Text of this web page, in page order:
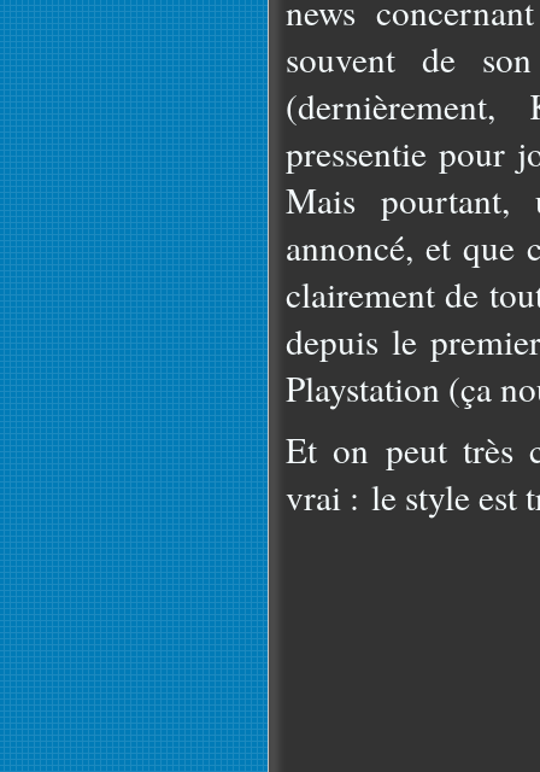
news
souvent de
pressentie pour
Mais
annoncé, et que
clairement de
depuis le
Playstation (ça
Et on peut très
vrai : le style est